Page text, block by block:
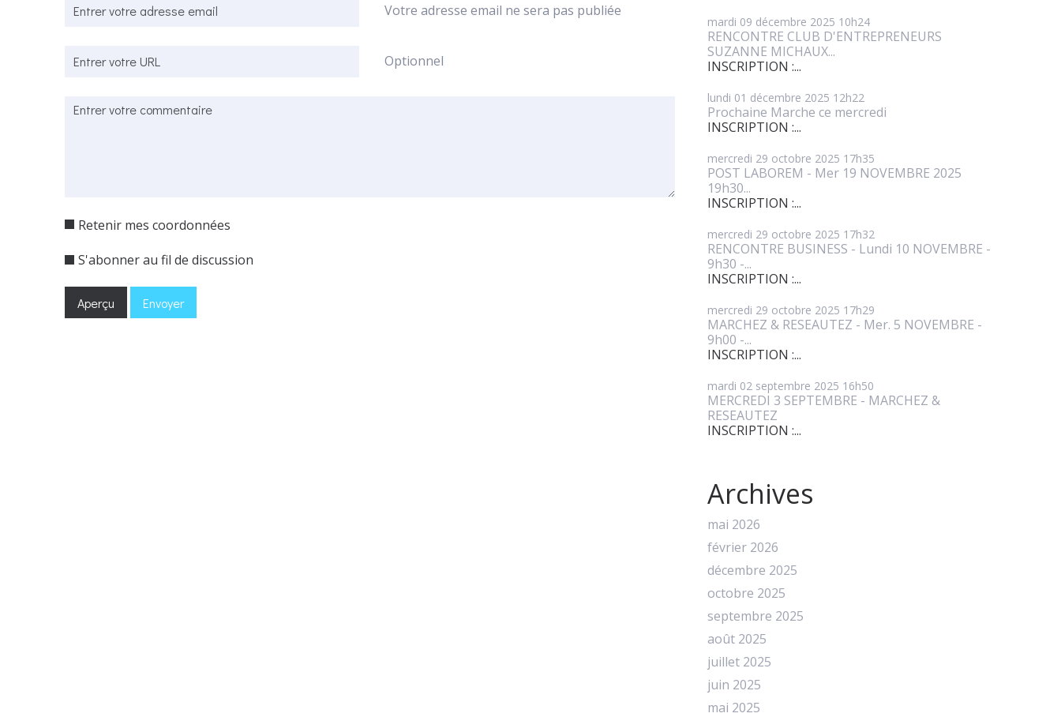
Votre adresse email ne sera pas publiée
Optionnel
Retenir mes coordonnées
S'abonner au fil de discussion
mardi 09 décembre 2025 10h24
RENCONTRE CLUB D'ENTREPRENEURS
SUZANNE MICHAUX...
INSCRIPTION :...
lundi 01 décembre 2025 12h22
Prochaine Marche ce mercredi
INSCRIPTION :...
mercredi 29 octobre 2025 17h35
POST LABOREM - Mer 19 NOVEMBRE 2025
19h30...
INSCRIPTION :...
mercredi 29 octobre 2025 17h32
RENCONTRE BUSINESS - Lundi 10 NOVEMBRE -
9h30 -...
INSCRIPTION :...
mercredi 29 octobre 2025 17h29
MARCHEZ & RESEAUTEZ - Mer. 5 NOVEMBRE -
9h00 -...
INSCRIPTION :...
mardi 02 septembre 2025 16h50
MERCREDI 3 SEPTEMBRE - MARCHEZ &
RESEAUTEZ
INSCRIPTION :...
Archives
mai 2026
février 2026
décembre 2025
octobre 2025
septembre 2025
août 2025
juillet 2025
juin 2025
mai 2025